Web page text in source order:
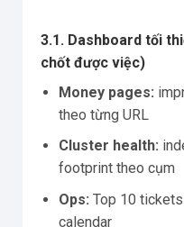
3.1. Dashboard tối
chốt được việc)
Money pages:
theo từng URL
Cluster health:
footprint theo cụm
Ops: Top 10
calendar